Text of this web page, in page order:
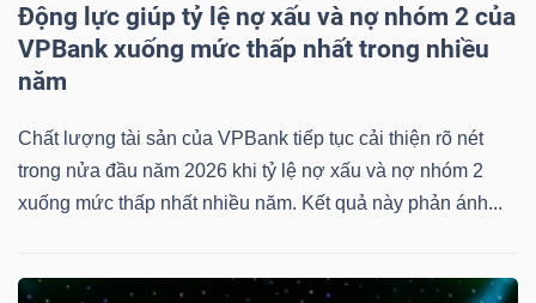
Động lực giúp tỷ lệ nợ xấu và nợ nhóm 2 của
VPBank xuống mức thấp nhất trong nhiều
năm
Chất lượng tài sản của VPBank tiếp tục cải thiện rõ nét
trong nửa đầu năm 2026 khi tỷ lệ nợ xấu và nợ nhóm 2
xuống mức thấp nhất nhiều năm. Kết quả này phản ánh...